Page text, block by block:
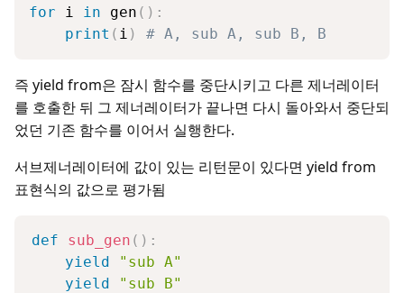
for i in gen ( ) :
print ( i ) # A, sub A, sub B, B
즉 yield from은 잠시 함수를 중단시키고 다른 제너레이터
를 호출한 뒤 그 제너레이터가 끝나면 다시 돌아와서 중단되
었던 기존 함수를 이어서 실행한다.
서브제너레이터에 값이 있는 리턴문이 있다면 yield from
표현식의 값으로 평가됨
def sub_gen ( ) :
yield
"sub A"
yield
"sub B"